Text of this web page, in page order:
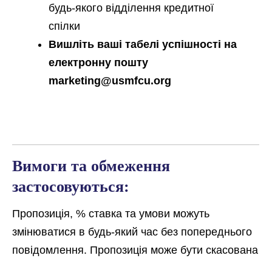
будь-якого відділення кредитної
спілки
Вишліть ваші табелі успішності на
електронну пошту
marketing@usmfcu.org
Вимоги та обмеження
застосовуються:
Пропозиція, % ставка та умови можуть
змінюватися в будь-який час без попереднього
повідомлення. Пропозиція може бути скасована